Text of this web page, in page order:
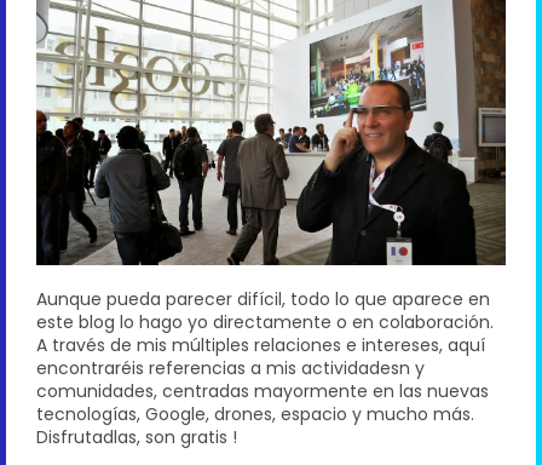
Aunque pueda parecer difícil, todo lo que aparece en
este blog lo hago yo directamente o en colaboración.
A través de mis múltiples relaciones e intereses, aquí
encontraréis referencias a mis actividadesn y
comunidades, centradas mayormente en las nuevas
tecnologías, Google, drones, espacio y mucho más.
Disfrutadlas, son gratis !